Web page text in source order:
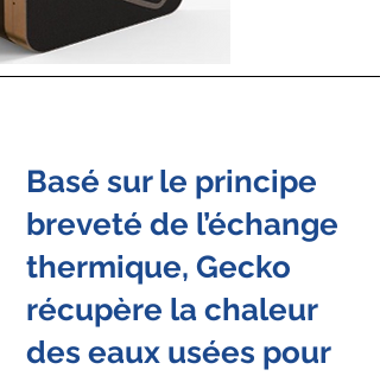
Basé sur le principe
breveté de l’échange
thermique, Gecko
récupère la chaleur
des eaux usées pour